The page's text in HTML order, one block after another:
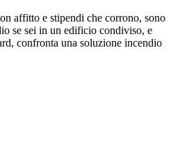
affitto e stipendi che corrono, sono
se sei in un edificio condiviso, e
confronta una soluzione incendio